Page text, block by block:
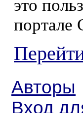
это
портале
Авторы
Вход